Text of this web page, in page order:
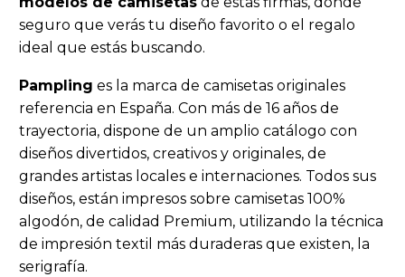
seguro que verás tu diseño favorito o el regalo
ideal que estás buscando.
Pampling es la marca de camisetas originales
referencia en España. Con más de 16 años de
trayectoria, dispone de un amplio catálogo con
diseños divertidos, creativos y originales, de
grandes artistas locales e internaciones. Todos sus
diseños, están impresos sobre camisetas 100%
algodón, de calidad Premium, utilizando la técnica
de impresión textil más duraderas que existen, la
serigrafía.